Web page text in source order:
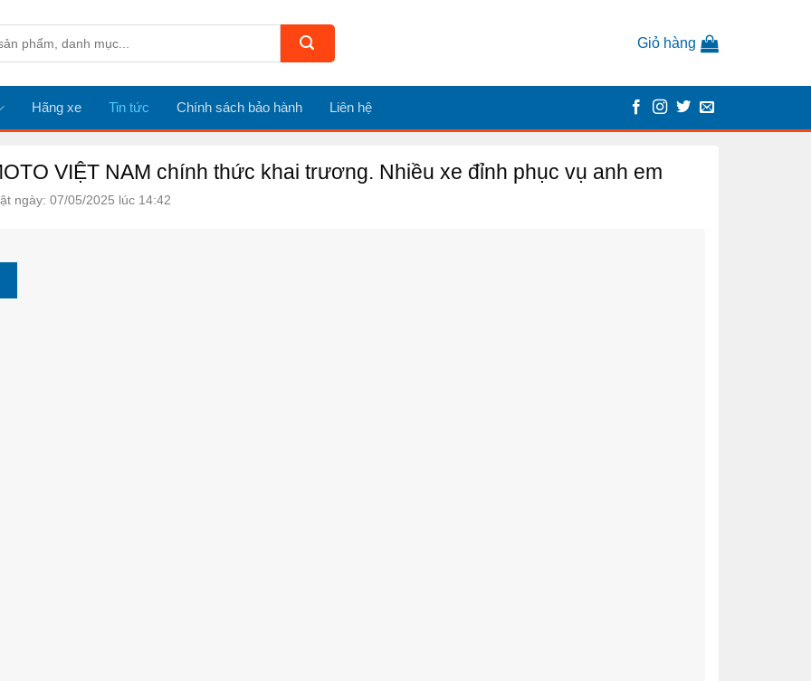
Giỏ hàng
Hãng xe Tin tức Chính sách bảo hành Liên hệ
VIỆT NAM chính thức khai trương. Nhiều xe đỉnh phục vụ anh em
ngày: 07/05/2025 lúc 14:42